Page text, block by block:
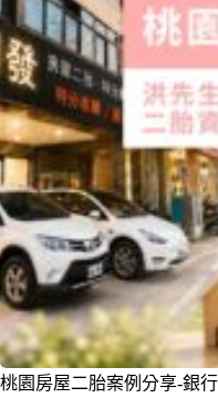
桃園房屋二胎案例分享-銀